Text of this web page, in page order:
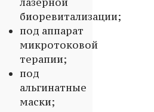
биоревитализации;
под аппарат
микротоковой
терапии;
под
альгинатные
маски;